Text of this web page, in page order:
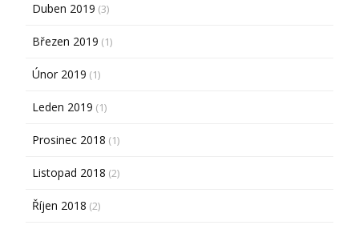
Duben 2019 (3)
Březen 2019 (1)
Únor 2019 (1)
Leden 2019 (1)
Prosinec 2018 (1)
Listopad 2018 (2)
Říjen 2018 (2)